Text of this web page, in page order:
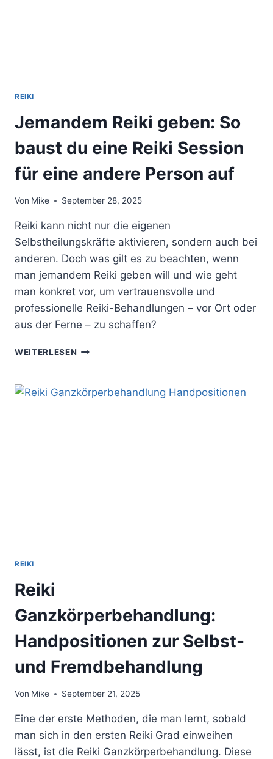
REIKI
Jemandem Reiki geben: So
baust du eine Reiki Session
für eine andere Person auf
Von Mike September 28, 2025
Reiki kann nicht nur die eigenen
Selbstheilungskräfte aktivieren, sondern auch bei
anderen. Doch was gilt es zu beachten, wenn
man jemandem Reiki geben will und wie geht
man konkret vor, um vertrauensvolle und
professionelle Reiki-Behandlungen – vor Ort oder
aus der Ferne – zu schaffen?
WEITERLESEN JEMANDEM
SO
BAUST
REIKI
Reiki
Ganzkörperbehandlung:
Handpositionen zur Selbst-
und Fremdbehandlung
Von Mike September 21, 2025
Eine der erste Methoden, die man lernt, sobald
man sich in den ersten Reiki Grad einweihen
lässt, ist die Reiki Ganzkörperbehandlung. Diese